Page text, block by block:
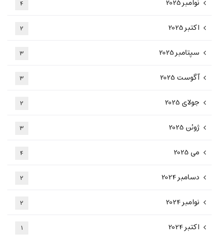
نوامبر 2025 4
اکتبر 2025 2
سپتامبر 2025 3
آگوست 2025 3
جولای 2025 2
ژوئن 2025 3
می 2025 4
دسامبر 2024 2
نوامبر 2024 2
اکتبر 2024 1